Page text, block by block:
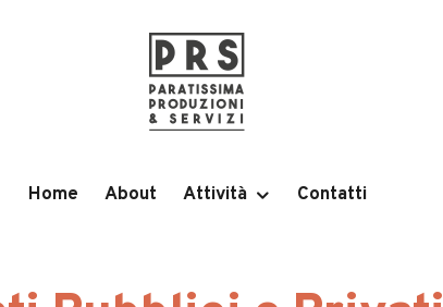
Home About Attività Contatti